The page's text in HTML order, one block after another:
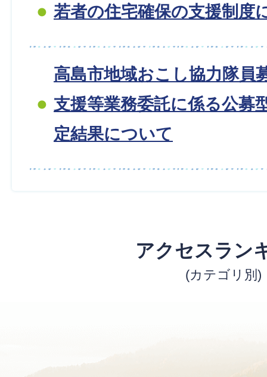
若者の住宅確保の支援制度
高島市地域おこし協力隊員
支援等業務委託に係る公募
定結果について
アクセスラン
(カテゴリ別)